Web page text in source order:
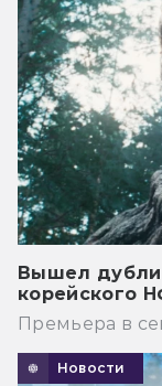
Вышел
корейского
Премьера в
Новости